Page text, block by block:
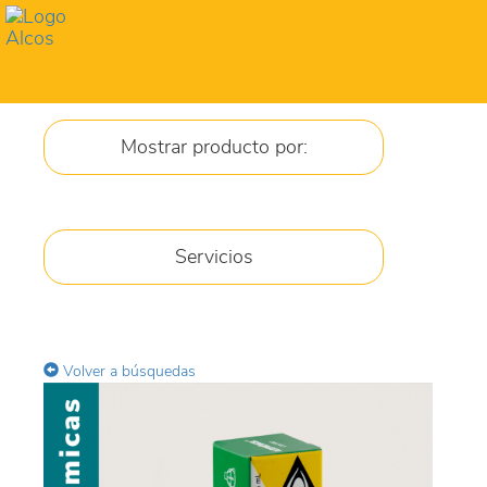
Mostrar producto por:
JARABES
CREMA
COMPRIMIDOS
Servicios
Volver a búsquedas